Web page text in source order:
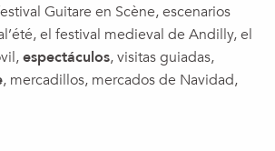
Guitare en Scène, escenarios
el festival medieval de Andilly, el
espectáculos, visitas guiadas,
, mercadillos, mercados de Navidad,
DE SEGUNDA MANO Y
LA ALTA SABOYA: EL